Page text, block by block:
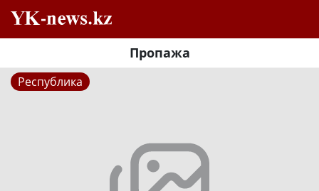
Пропажа
Республика